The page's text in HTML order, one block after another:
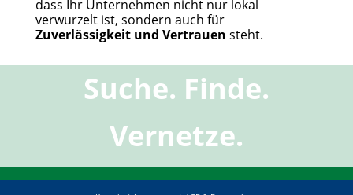
dass Ihr Unternehmen nicht nur lokal
verwurzelt ist, sondern auch für
Zuverlässigkeit und Vertrauen steht.
Suche. Finde.
Vernetze.